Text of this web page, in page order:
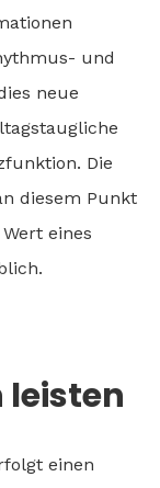
und
neue
Die
diesem Punkt
eines
einen